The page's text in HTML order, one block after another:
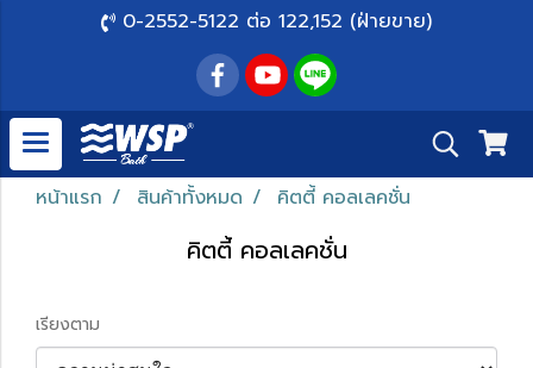
0-2552-5122 ต่อ 122,152 (ฝ่ายขาย)
หน้าแรก สินค้าทั้งหมด คิตตี้ คอลเลคชั่น
คิตตี้ คอลเลคชั่น
เรียงตาม